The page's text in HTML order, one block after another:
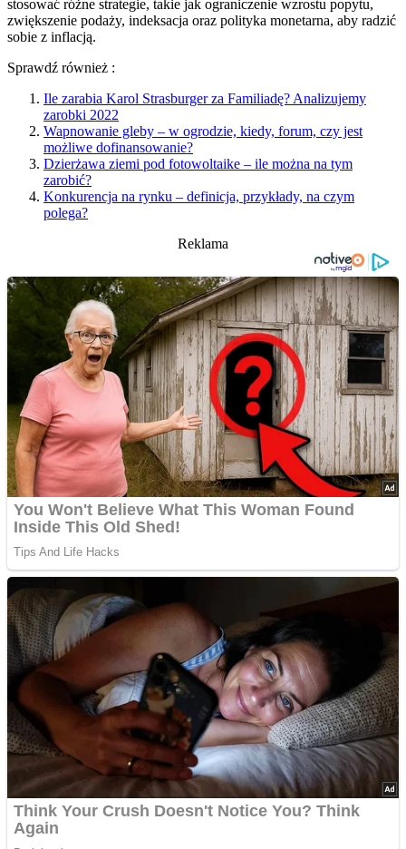
stosować różne strategie, takie jak ograniczenie wzrostu popytu,
zwiększenie podaży, indeksacja oraz polityka monetarna, aby radzić
sobie z inflacją.
Sprawdź również :
Ile zarabia Karol Strasburger za Familiadę? Analizujemy
zarobki 2022
Wapnowanie gleby – w ogrodzie, kiedy, forum, czy jest
możliwe dofinansowanie?
Dzierżawa ziemi pod fotowoltaike – ile można na tym
zarobić?
Konkurencja na rynku – definicja, przykłady, na czym
polega?
Reklama